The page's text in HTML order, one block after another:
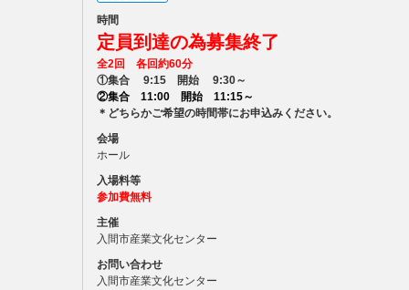
時間
定員到達の為募集終了
全2回 各回約60分
①集合 9:15 開始 9:30～
②集合 11:00 開始 11:15～
＊どちらかご希望の時間帯にお申込みください。
会場
ホール
入場料等
参加費無料
主催
入間市産業文化センター
お問い合わせ
入間市産業文化センター